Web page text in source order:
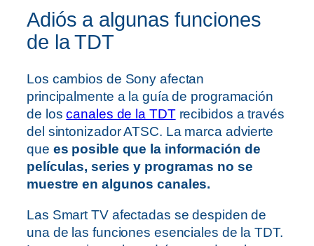
Adiós a algunas funciones
de la TDT
Los cambios de Sony afectan
principalmente a la guía de programación
de loscanales de la TDTrecibidos a través
del sintonizador ATSC. La marca advierte
que es posible que la información de
películas, series y programas no se
muestre en algunos canales.
Las Smart TV afectadas se despiden de
una de las funciones esenciales de la TDT.